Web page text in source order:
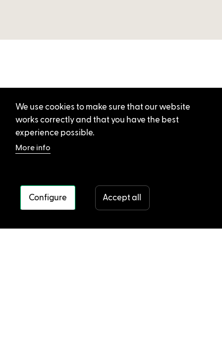
We use cookies to make sure that our website
works correctly and that you have the best
experience possible.
More info
Configure Accept all